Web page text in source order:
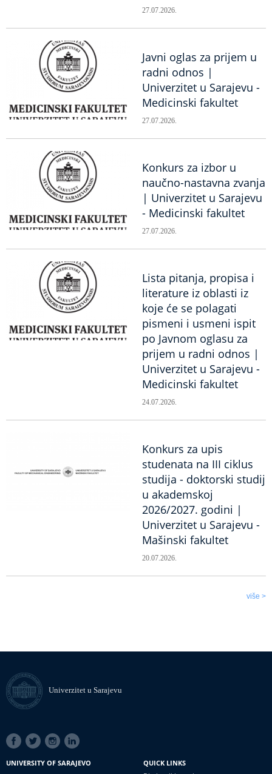
27.07.2026.
Javni oglas za prijem u
radni odnos |
Univerzitet u Sarajevu -
Medicinski fakultet
27.07.2026.
Konkurs za izbor u
naučno-nastavna zvanja
| Univerzitet u Sarajevu
- Medicinski fakultet
27.07.2026.
Lista pitanja, propisa i
literature iz oblasti iz
koje će se polagati
pismeni i usmeni ispit
po Javnom oglasu za
prijem u radni odnos |
Univerzitet u Sarajevu -
Medicinski fakultet
24.07.2026.
Konkurs za upis
studenata na III ciklus
studija - doktorski studij
u akademskoj
2026/2027. godini |
Univerzitet u Sarajevu -
Mašinski fakultet
20.07.2026.
više >
Univerzitet u Sarajevu
SOCIAL
LINKS
UNIVERSITY OF SARAJEVO
QUICK LINKS